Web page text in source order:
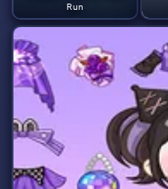
Run